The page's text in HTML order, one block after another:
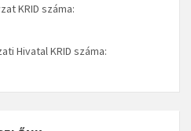
KRID száma:
Hivatal KRID száma: